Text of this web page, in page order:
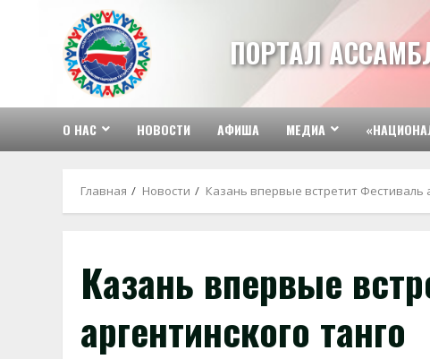
содержимому
ПОРТАЛ
О НАС НОВОСТИ АФИША МЕДИА
Главная Новости Казань впервые встретит Фестиваль
Казань впервые
аргентинского танго